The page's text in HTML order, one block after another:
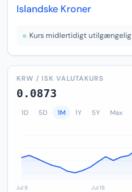
Islandske Kroner
Kurs midlertidigt utilgængelig
KRW / ISK VALUTAKURS
0.0873
1D 5D 1M 1Y 5Y Max